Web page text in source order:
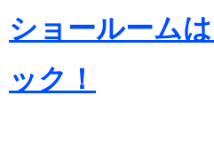
ショールーム
ック！